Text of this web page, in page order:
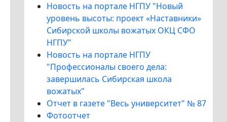
Новость на портале НГПУ "Новый
уровень высоты: проект «Наставники»
Сибирской школы вожатых ОКЦ СФО
НГПУ"
Новость на портале НГПУ
"Профессионалы своего дела:
завершилась Сибирская школа
вожатых"
Отчет в газете "Весь университет" № 87
Фотоотчет